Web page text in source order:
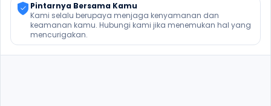
Pintarnya Bersama Kamu
Kami selalu berupaya menjaga kenyamanan dan
keamanan kamu. Hubungi kami jika menemukan hal yang
mencurigakan.